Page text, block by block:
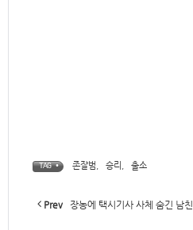
TAG • 존잘범 승리 출소
Prev 장농에 택시기사 사체 숨긴 남친